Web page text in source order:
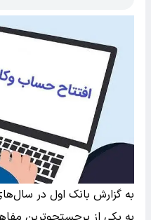
به گزارش بانک اول در